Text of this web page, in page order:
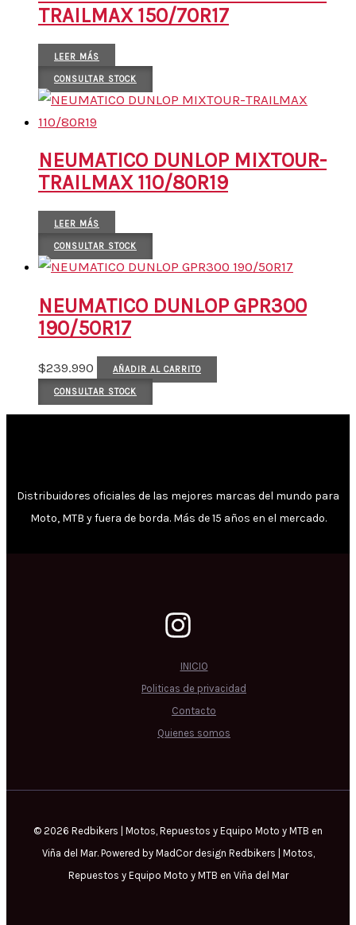
TRAILMAX 150/70R17
LEER MÁS
CONSULTAR STOCK
NEUMATICO DUNLOP MIXTOUR-
TRAILMAX 110/80R19
LEER MÁS
CONSULTAR STOCK
NEUMATICO DUNLOP GPR300
190/50R17
$239.990 AÑADIR AL CARRITO
CONSULTAR STOCK
Distribuidores oficiales de las mejores marcas del mundo para
Moto, MTB y fuera de borda. Más de 15 años en el mercado.
INICIO
Politicas de privacidad
Contacto
Quienes somos
© 2026 Redbikers | Motos, Repuestos y Equipo Moto y MTB en
Viña del Mar. Powered by MadCor design Redbikers | Motos,
Repuestos y Equipo Moto y MTB en Viña del Mar